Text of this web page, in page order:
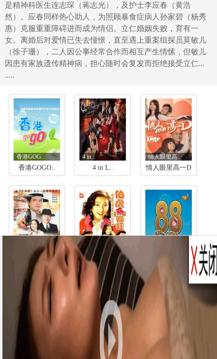
是精神科医生连志琛（蒋志光），及护士李应春（黄浩
然）。应春同样热心助人，为照顾暴食症病人孙家碧（杨秀
惠）克服重重障碍进而成为情侣。立仁婚姻失败，育有一
女。离婚后对爱情已失去憧憬，直至遇上重案组探员莫敏儿
（徐子珊），二人因公事经常合作而相互产生情愫，但敏儿
因患有家族遗传精神病，担心随时会复发而拒绝接受立仁...
.....
香港GOG..
香港GOGO..
4 in ..
4 in L..
情人眼里高..
情人眼里高一D
鳄鱼潭
伯虎为卿狂
伯虎为卿狂 88 Kop..
爸爸两边走..
爸爸两边走(..
南华梦飞翔